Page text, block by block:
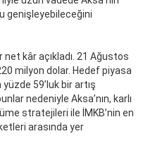
genişleyebileceğini
net kâr açıkladı. 21 Ağustos
milyon dolar. Hedef piyasa
59’luk bir artış
nedeniyle Aksa’nın, karlı
stratejileri ile İMKB’nin en
arasında yer